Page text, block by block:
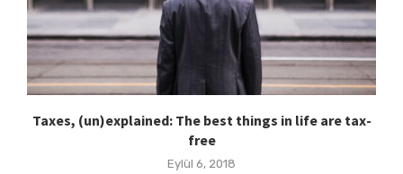
Taxes, (un)explained: The best things in life are tax-
free
Eylül 6, 2018